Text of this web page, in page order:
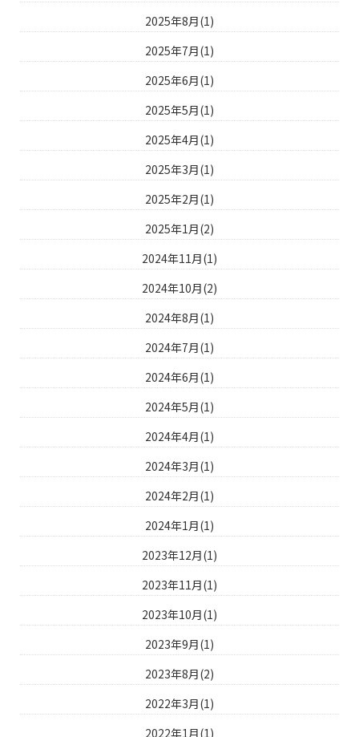
2025年8月(1)
2025年7月(1)
2025年6月(1)
2025年5月(1)
2025年4月(1)
2025年3月(1)
2025年2月(1)
2025年1月(2)
2024年11月(1)
2024年10月(2)
2024年8月(1)
2024年7月(1)
2024年6月(1)
2024年5月(1)
2024年4月(1)
2024年3月(1)
2024年2月(1)
2024年1月(1)
2023年12月(1)
2023年11月(1)
2023年10月(1)
2023年9月(1)
2023年8月(2)
2022年3月(1)
2022年1月(1)